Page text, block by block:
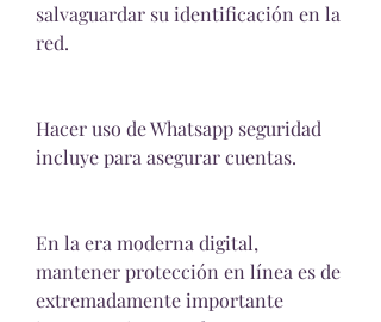
salvaguardar su identificación en la
red.
Hacer uso de Whatsapp seguridad
incluye para asegurar cuentas.
En la era moderna digital,
mantener protección en línea es de
extremadamente importante